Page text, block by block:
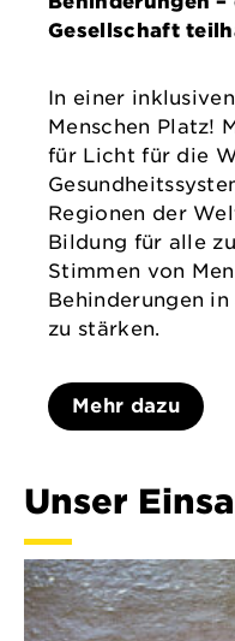
Gesellschaft
In einer
Menschen Platz!
für Licht für die
Regionen der
Bildung für alle
Stimmen von
Behinderungen
zu stärken.
Mehr dazu
Unser